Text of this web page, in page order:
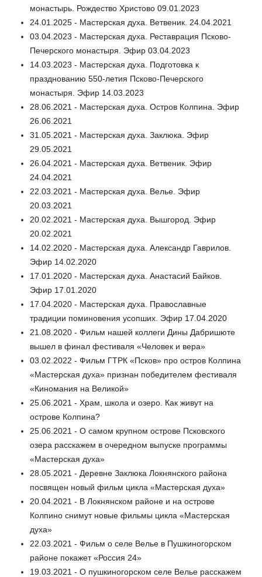
монастырь. Рождество Христово 09.01.2023
24.01.2025 - Мастерская духа. Ветвеник. 24.04.2021
03.04.2023 - Мастерская духа. Реставрация Псково-
Печерского монастыря. Эфир 03.04.2023
14.03.2023 - Мастерская духа. Подготовка к
празднованию 550-летия Псково-Печерского
монастыря. Эфир 14.03.2023
28.06.2021 - Мастерская духа. Остров Колпина. Эфир
26.06.2021
31.05.2021 - Мастерская духа. Заклюка. Эфир
29.05.2021
26.04.2021 - Мастерская духа. Ветвеник. Эфир
24.04.2021
22.03.2021 - Мастерская духа. Велье. Эфир
20.03.2021
20.02.2021 - Мастерская духа. Вышгород. Эфир
20.02.2021
14.02.2020 - Мастерская духа. Александр Гаврилов.
Эфир 14.02.2020
17.01.2020 - Мастерская духа. Анастасий Байков.
Эфир 17.01.2020
17.04.2020 - Мастерская духа. Православные
традиции поминовения усопших. Эфир 17.04.2020
21.08.2020 - Фильм нашей коллеги Дины Дабришюте
вышел в финал фестиваля «Человек и вера»
03.02.2022 - Фильм ГТРК «Псков» про остров Колпина
«Мастерская духа» признан победителем фестиваля
«Киномания на Великой»
25.06.2021 - Храм, школа и озеро. Как живут на
острове Колпина?
25.06.2021 - О самом крупном острове Псковского
озера расскажем в очередном выпуске программы
«Мастерская духа»
28.05.2021 - Деревне Заклюка Локнянского района
посвящен новый фильм цикла «Мастерская духа»
20.04.2021 - В Локнянском районе и на острове
Колпино снимут новые фильмы цикла «Мастерская
духа»
22.03.2021 - Фильм о селе Велье в Пушкиногорском
районе покажет «Россия 24»
19.03.2021 - О пушкиногорском селе Велье расскажем